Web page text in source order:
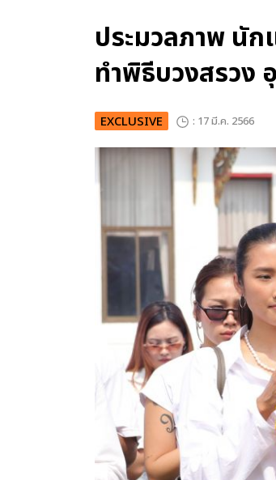
ประมวลภาพ นัก
ทำพิธีบวงสรวง
EXCLUSIVE : 17 มี.ค. 2566